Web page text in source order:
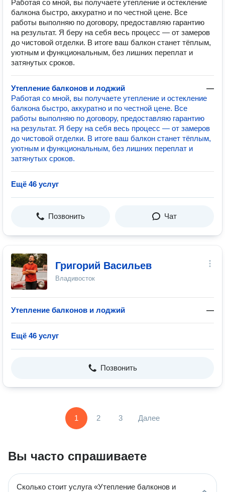
Работая со мной, вы получаете утепление и остекление
балкона быстро, аккуратно и по честной цене. Все
работы выполняю по договору, предоставляю гарантию
на результат. Я беру на себя весь процесс — от замеров
до чистовой отделки. В итоге ваш балкон станет тёплым,
уютным и функциональным, без лишних переплат и
затянутых сроков.
Утепление балконов и лоджий
—
Работая со мной, вы получаете утепление и остекление
балкона быстро, аккуратно и по честной цене. Все
работы выполняю по договору, предоставляю гарантию
на результат. Я беру на себя весь процесс — от замеров
до чистовой отделки. В итоге ваш балкон станет тёплым,
уютным и функциональным, без лишних переплат и
затянутых сроков.
Ещё 46 услуг
Позвонить Чат
Григорий Васильев
Владивосток
Утепление балконов и лоджий —
Ещё 46 услуг
Позвонить
1 2 3 Далее
Вы часто спрашиваете
Сколько стоит услуга «Утепление балконов и